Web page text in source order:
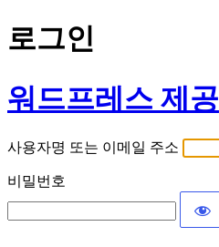
로그인
워드프레스 제공
사용자명 또는 이메일 주소
비밀번호